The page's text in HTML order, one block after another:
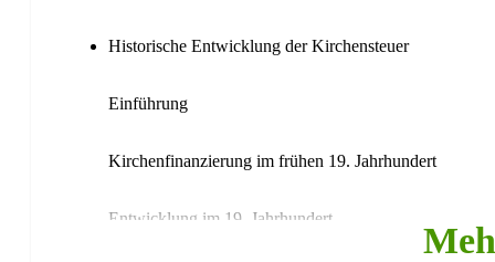
Historische Entwicklung der Kirchensteuer
Einführung
Kirchenfinanzierung im frühen 19. Jahrhundert
Entwicklung im 19. Jahrhundert